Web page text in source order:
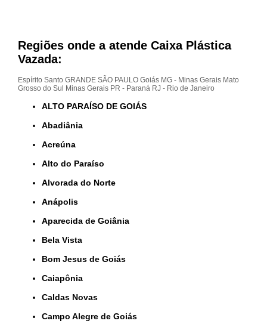
Regiões onde a atende Caixa Plástica
Vazada:
Espírito Santo GRANDE SÃO PAULO Goiás MG - Minas Gerais Mato
Grosso do Sul
Minas Gerais PR - Paraná RJ - Rio de Janeiro
ALTO PARAÍSO DE GOIÁS
Abadiânia
Acreúna
Alto do Paraíso
Alvorada do Norte
Anápolis
Aparecida de Goiânia
Bela Vista
Bom Jesus de Goiás
Caiapônia
Caldas Novas
Campo Alegre de Goiás